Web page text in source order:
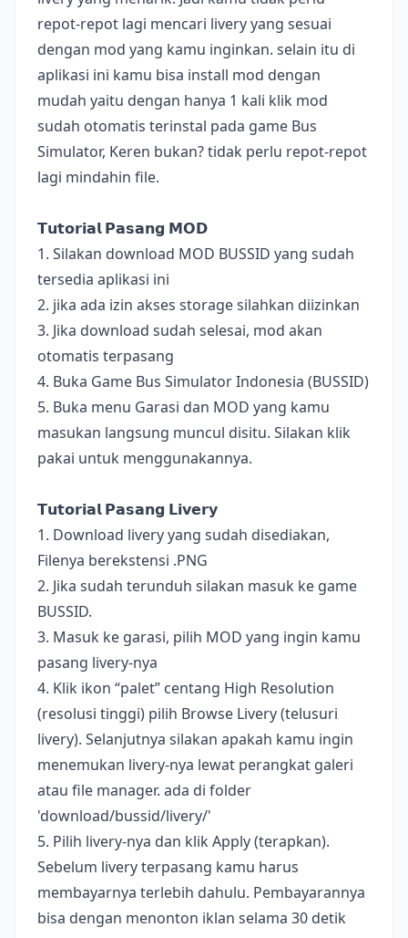
repot-repot lagi mencari livery yang sesuai
dengan mod yang kamu inginkan. selain itu di
aplikasi ini kamu bisa install mod dengan
mudah yaitu dengan hanya 1 kali klik mod
sudah otomatis terinstal pada game Bus
Simulator, Keren bukan? tidak perlu repot-repot
lagi mindahin file.
𝗧𝘂𝘁𝗼𝗿𝗶𝗮𝗹 𝗣𝗮𝘀𝗮𝗻𝗴 𝗠𝗢𝗗
1. Silakan download MOD BUSSID yang sudah
tersedia aplikasi ini
2. jika ada izin akses storage silahkan diizinkan
3. Jika download sudah selesai, mod akan
otomatis terpasang
4. Buka Game Bus Simulator Indonesia (BUSSID)
5. Buka menu Garasi dan MOD yang kamu
masukan langsung muncul disitu. Silakan klik
pakai untuk menggunakannya.
𝗧𝘂𝘁𝗼𝗿𝗶𝗮𝗹 𝗣𝗮𝘀𝗮𝗻𝗴 𝗟𝗶𝘃𝗲𝗿𝘆
1. Download livery yang sudah disediakan,
Filenya berekstensi .PNG
2. Jika sudah terunduh silakan masuk ke game
BUSSID.
3. Masuk ke garasi, pilih MOD yang ingin kamu
pasang livery-nya
4. Klik ikon “palet” centang High Resolution
(resolusi tinggi) pilih Browse Livery (telusuri
livery). Selanjutnya silakan apakah kamu ingin
menemukan livery-nya lewat perangkat galeri
atau file manager. ada di folder
'download/bussid/livery/'
5. Pilih livery-nya dan klik Apply (terapkan).
Sebelum livery terpasang kamu harus
membayarnya terlebih dahulu. Pembayarannya
bisa dengan menonton iklan selama 30 detik